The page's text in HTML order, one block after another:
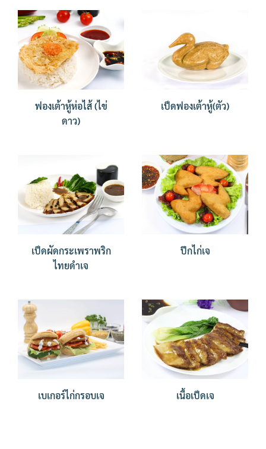
ฟองเต้าหู้ห่อไส้ (ไข่
ดาว)
เป็ดฟองเต้าหู้(ตัว)
เป็ดผัดกระเพราพริก
ไทยดำเจ
ปีกไก่เจ
เบเกอร์ไก่กรอบเจ เนื้อเป็ดเจ